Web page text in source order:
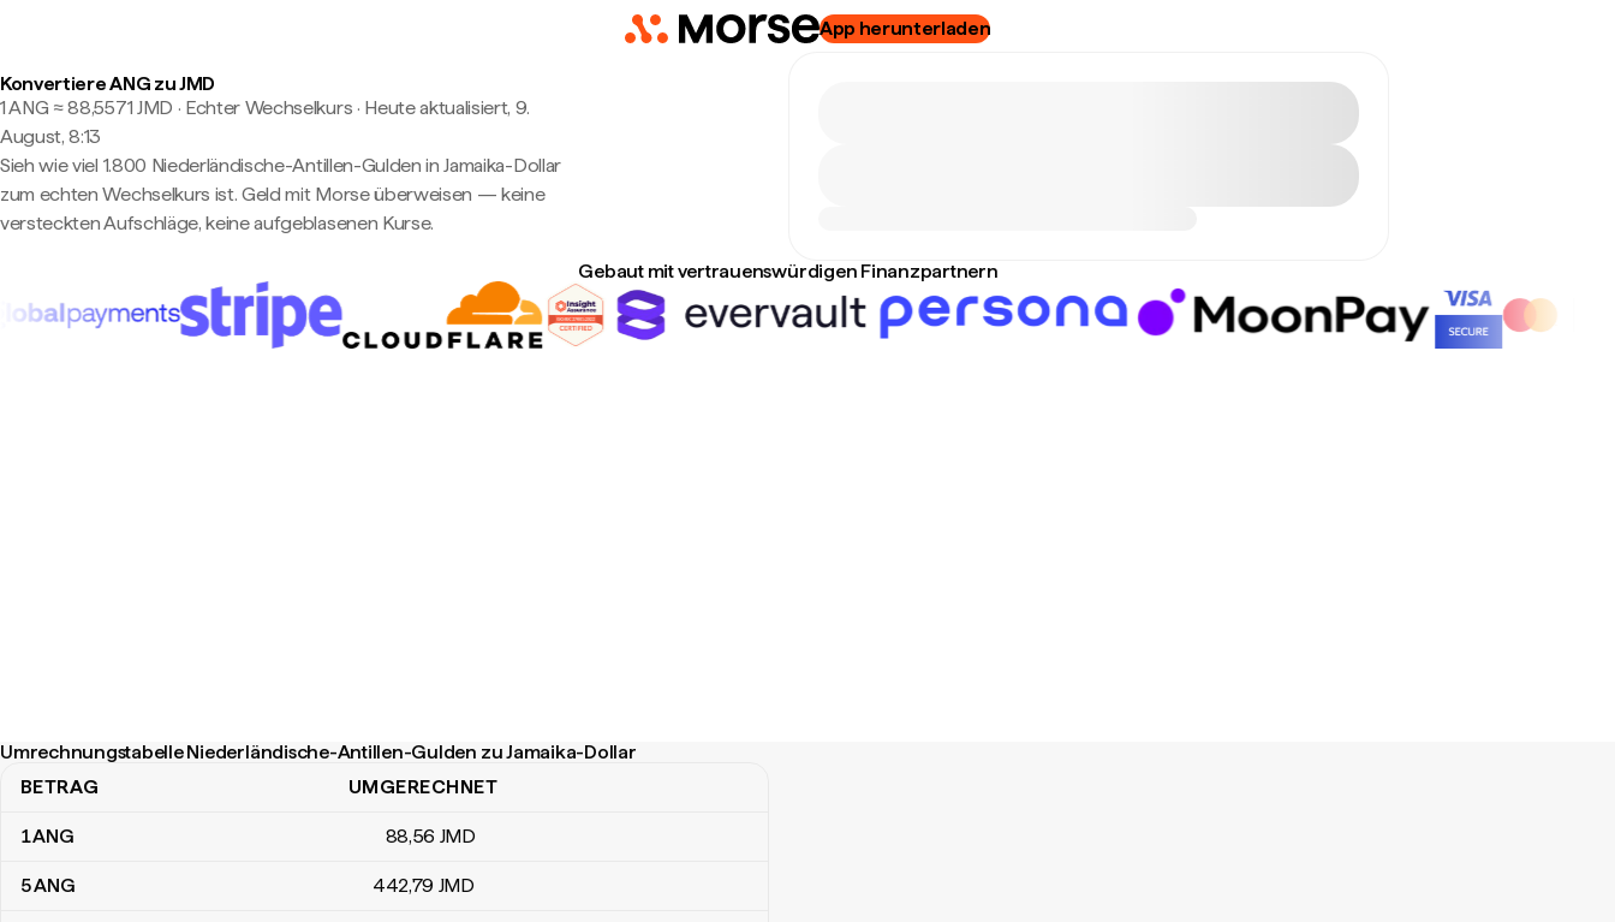
App herunterladen
Konvertiere ANG zu JMD
1 ANG ≈ 88,5571 JMD · Echter Wechselkurs · Heute aktualisiert, 9.
August, 8:13
Sieh wie viel 1.800 Niederländische-Antillen-Gulden in Jamaika-Dollar
zum echten Wechselkurs ist. Geld mit Morse überweisen — keine
versteckten Aufschläge, keine aufgeblasenen Kurse.
Gebaut mit vertrauenswürdigen Finanzpartnern
Umrechnungstabelle Niederländische-Antillen-Gulden zu Jamaika-Dollar
Umrechnungstabelle Niederländische-Antillen-Gulden zu Jamaika-Dollar
BETRAG UMGERECHNET
1ANG 88,56 JMD
5ANG 442,79 JMD